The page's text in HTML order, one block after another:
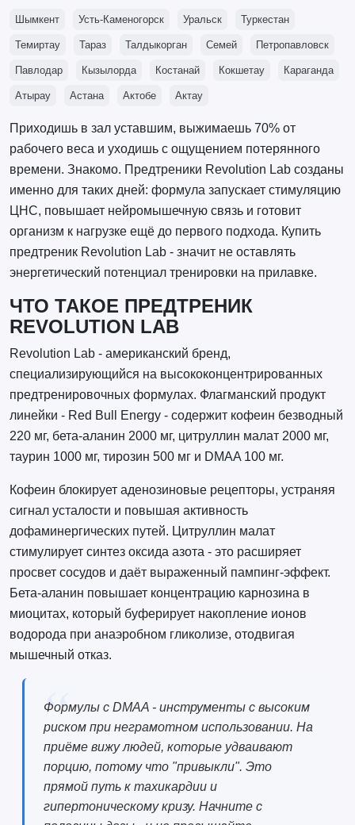
Шымкент Усть-Каменогорск Уральск Туркестан
Темиртау Тараз Талдыкорган Семей Петропавловск
Павлодар Кызылорда Костанай Кокшетау Караганда
Атырау Астана Актобе Актау
Приходишь в зал уставшим, выжимаешь 70% от
рабочего веса и уходишь с ощущением потерянного
времени. Знакомо. Предтреники Revolution Lab созданы
именно для таких дней: формула запускает стимуляцию
ЦНС, повышает нейромышечную связь и готовит
организм к нагрузке ещё до первого подхода. Купить
предтреник Revolution Lab - значит не оставлять
энергетический потенциал тренировки на прилавке.
ЧТО ТАКОЕ ПРЕДТРЕНИК
REVOLUTION LAB
Revolution Lab - американский бренд,
специализирующийся на высококонцентрированных
предтренировочных формулах. Флагманский продукт
линейки - Red Bull Energy - содержит кофеин безводный
220 мг, бета-аланин 2000 мг, цитруллин малат 2000 мг,
таурин 1000 мг, тирозин 500 мг и DMAA 100 мг.
Кофеин блокирует аденозиновые рецепторы, устраняя
сигнал усталости и повышая активность
дофаминергических путей. Цитруллин малат
стимулирует синтез оксида азота - это расширяет
просвет сосудов и даёт выраженный пампинг-эффект.
Бета-аланин повышает концентрацию карнозина в
миоцитах, который буферирует накопление ионов
водорода при анаэробном гликолизе, отодвигая
мышечный отказ.
Формулы с DMAA - инструменты с высоким
риском при неграмотном использовании. На
приёме вижу людей, которые удваивают
порцию, потому что "привыкли". Это
прямой путь к тахикардии и
гипертоническому кризу. Начните с